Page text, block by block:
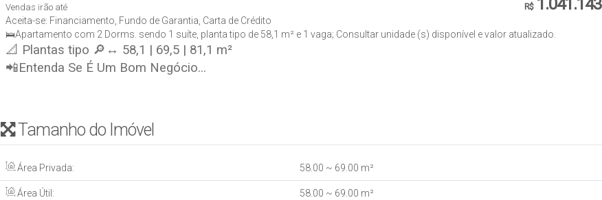
R$1.041.143
Vendas irão até
Aceita-se: Financiamento, Fundo de Garantia, Carta de Crédito
🛌Apartamento com 2 Dorms. sendo 1 suíte, planta tipo de 58,1 m² e 1 vaga; Consultar unidade (s) disponível e valor atualizado.
📐 Plantas tipo 🔎↔ 58,1 | 69,5 | 81,1 m²
📲Entenda Se É Um Bom Negócio...
Tamanho do Imóvel
Área Privada: 58.00 ~ 69.00 m²
Área Útil: 58.00 ~ 69.00 m²